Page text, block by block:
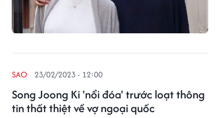
Song Joong Ki 'nổi đóa' trước loạt thông
tin thất thiệt về vợ ngoại quốc
SAO 23/02/2023 - 12:00